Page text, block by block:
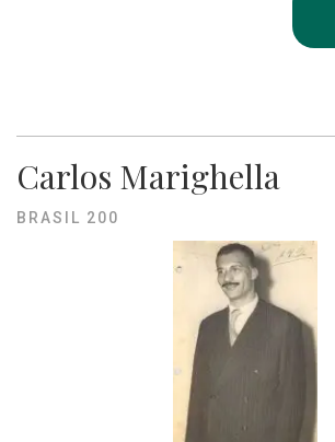
Carlos Marighella
BRASIL 200